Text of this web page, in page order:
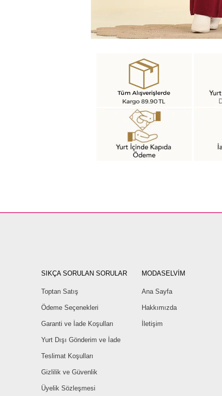
SIKÇA SORULAN SORULAR
Toptan Satış
Ödeme Seçenekleri
Garanti ve İade Koşulları
Yurt Dışı Gönderim ve İade
Teslimat Koşulları
Gizlilik ve Güvenlik
Üyelik Sözleşmesi
MODASELVİM
Ana Sayfa
Hakkımızda
İletişim